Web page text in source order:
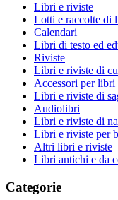
Libri e riviste
Lotti e raccolte di
Calendari
Libri di testo ed
Riviste
Libri e riviste di
Accessori per libri
Libri e riviste di
Audiolibri
Libri e riviste di
Libri e riviste per
Altri libri e riviste
Libri antichi e da
Categorie